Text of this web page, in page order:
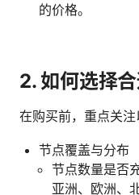
的价格。
2. 如何选择
在购买前，重点关注
节点覆盖与分布
节点数量是否
亚洲、欧洲、